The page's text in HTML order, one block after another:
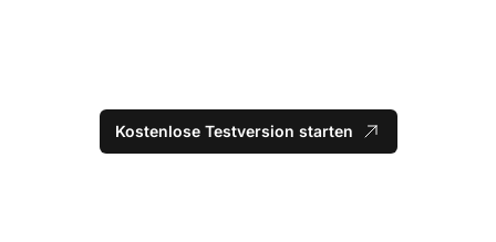
Kostenlose Testversion starten